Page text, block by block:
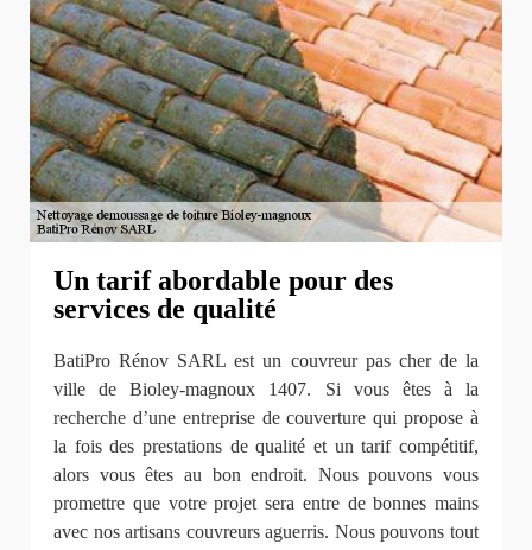
Un tarif abordable pour des
services de qualité
BatiPro Rénov SARL est un couvreur pas cher de la
ville de Bioley-magnoux 1407. Si vous êtes à la
recherche d’une entreprise de couverture qui propose à
la fois des prestations de qualité et un tarif compétitif,
alors vous êtes au bon endroit. Nous pouvons vous
promettre que votre projet sera entre de bonnes mains
avec nos artisans couvreurs aguerris. Nous pouvons tout